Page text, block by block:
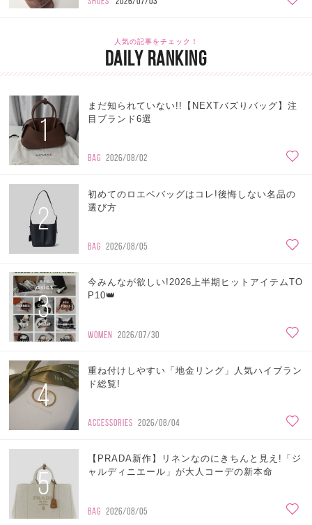
人気の記事をチェック！
DAILY RANKING
1
まだ知られていない!!【NEXTバズりバッグ】注
目ブランド6選
BAG 2026/08/02
2
初めてのロエベバッグはコレ!後悔しない名品の
選び方
BAG 2026/08/05
3
今みんなが欲しい!2026上半期ヒットアイテムTO
P10👑
WOMEN 2026/07/30
4
重ね付けしやすい「地金リング」人気ハイブラン
ド総覧!
ACCESSORIES 2026/08/04
5
【PRADA新作】リネンなのにきちんと見え!「ジ
ャルディニエール」が大人コーデの新本命
BAG 2026/08/05